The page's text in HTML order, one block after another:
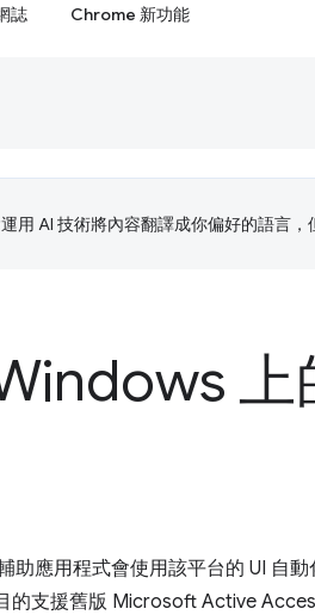
誌 Chrome 新功能
用 AI 技術將內容翻譯成你偏好的語言，
上
應用程式會使用該平台的 UI 自
的支援舊版 Microsoft Active